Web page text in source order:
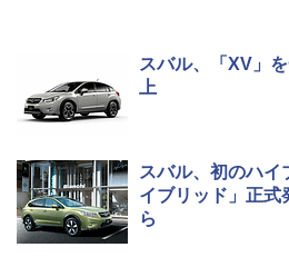
スバル、「XV」
上
スバル、初のハイ
イブリッド」正式
ら